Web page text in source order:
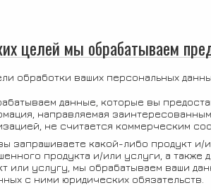
целей мы обрабатываем
обработки ваших персональных
данные, которые вы
направляемая
не считается коммерческим
запрашиваете какой-либо продукт
продукта и/или услуги, а также
или услугу, мы обрабатываем ваши
с ними юридических обязательств.